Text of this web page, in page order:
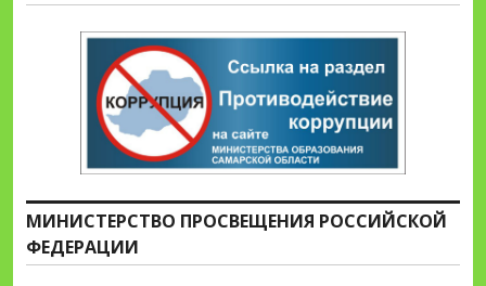
МИНИСТЕРСТВО ПРОСВЕЩЕНИЯ РОССИЙСКОЙ
ФЕДЕРАЦИИ